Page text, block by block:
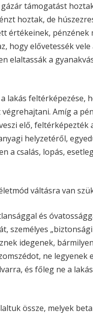
támogatást
hoztak, de
értékeinek, pénzének
hogy elővetessék
elaltassák a
lakás feltérképezése,
Amíg a
elő, feltérképezték
helyzetéről,
a csalás, lopás,
váltásra van
és
személyes
idegenek,
ne legyenek
és főleg ne a
össze, melyek